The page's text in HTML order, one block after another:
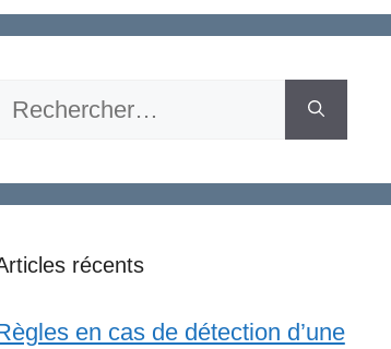
Rechercher :
récents
en cas de détection d’une